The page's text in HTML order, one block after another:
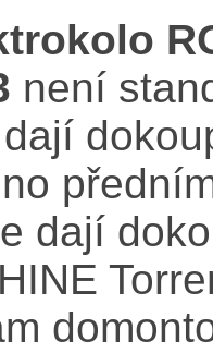
není
dají